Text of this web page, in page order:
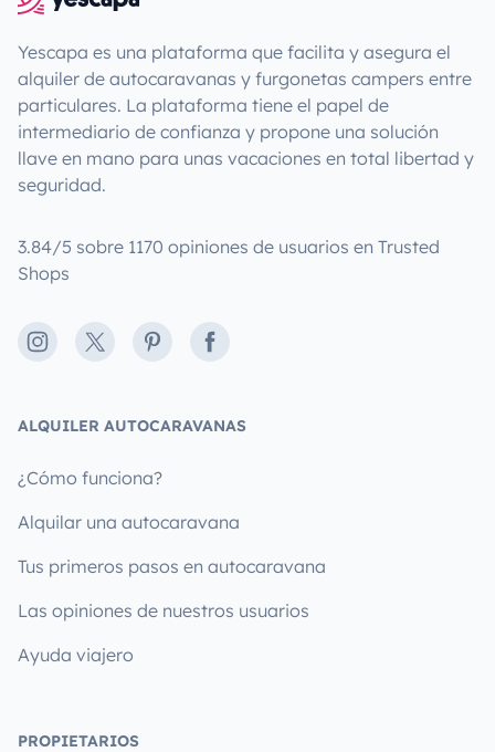
Yescapa es una plataforma que facilita y asegura el
alquiler de autocaravanas y furgonetas campers entre
particulares. La plataforma tiene el papel de
intermediario de confianza y propone una solución
llave en mano para unas vacaciones en total libertad y
seguridad.
3.84/5 sobre 1170 opiniones de usuarios en Trusted
Shops
Instagram
X PinterestFacebook
ALQUILER AUTOCARAVANAS
¿Cómo funciona?
Alquilar una autocaravana
Tus primeros pasos en autocaravana
Las opiniones de nuestros usuarios
Ayuda viajero
PROPIETARIOS